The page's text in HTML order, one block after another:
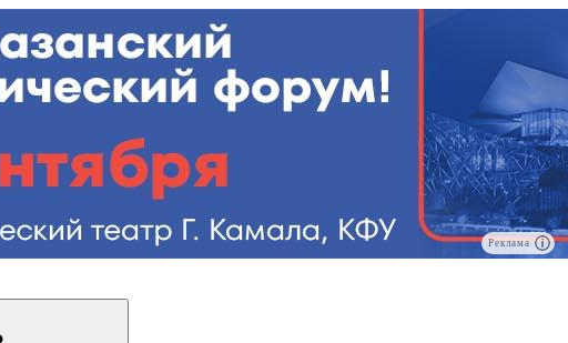
Реклама